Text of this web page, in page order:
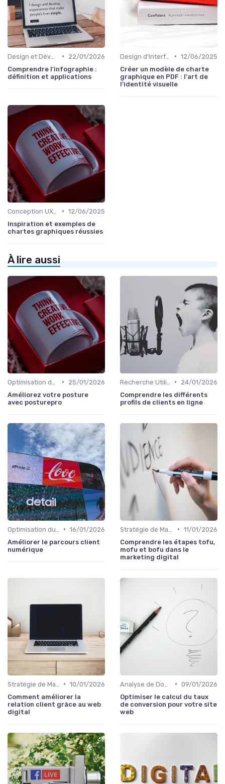
•
22/01/2026
Comprendre l'infographie :
définition et applications
• 12/06/2025
Créer un modèle de charte
graphique en PDF : l'art de
l'identité visuelle
• 12/06/2025
Inspiration et exemples de
chartes graphiques réussies
À lire aussi
•
25/01/2026
Améliorez votre posture
avec posturepro
•
24/01/2026
Comprendre les différents
profils de clients en ligne
• 16/01/2026
Améliorer le parcours client
numérique
• 11/01/2026
Comprendre les étapes tofu,
mofu et bofu dans le
marketing digital
• 10/01/2026
Comment améliorer la
relation client grâce au web
digital
• 09/01/2026
Optimiser le calcul du taux
de conversion pour votre site
web